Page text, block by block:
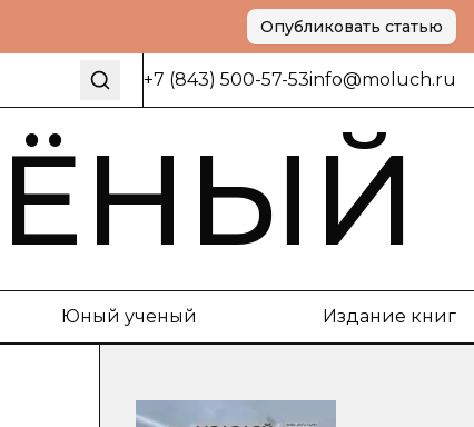
Опубликовать статью
+7 (843) 500-57-53info@moluch.ru
Юный ученый Издание книг